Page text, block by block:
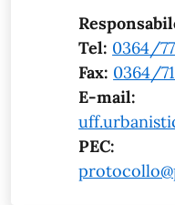
Tel: 0364/
Fax: 0364/
E-mail:
PEC: